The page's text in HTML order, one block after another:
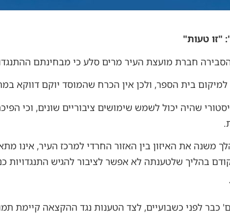
"זו טעות"
חברת מועצת העיר מרים סלע כי מבחינתם
בית הספר, ולכן אין הכרח שהמוסד יוקם דווקא
שהיה יכול לשמש שימושים ציבוריים שונים, וכי
משנה את האיזון בין האזור החרדי למרכז העיר, אינו
בהליך שלטענתה לא אפשר לציבור להגיש התנגדויות
כבר לפני כשבועיים, לצד הטענות נגד ההקצאה קיימת